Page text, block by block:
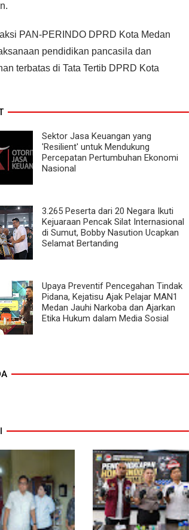
PAN-PERINDO DPRD Kota Medan
pendidikan pancasila dan
terbatas di Tata Tertib DPRD Kota
Sektor Jasa Keuangan yang
'Resilient' untuk Mendukung
Percepatan Pertumbuhan Ekonomi
Nasional
3.265 Peserta dari 20 Negara Ikuti
Kejuaraan Pencak Silat Internasional
di Sumut, Bobby Nasution Ucapkan
Selamat Bertanding
Upaya Preventif Pencegahan Tindak
Pidana, Kejatisu Ajak Pelajar MAN1
Medan Jauhi Narkoba dan Ajarkan
Etika Hukum dalam Media Sosial